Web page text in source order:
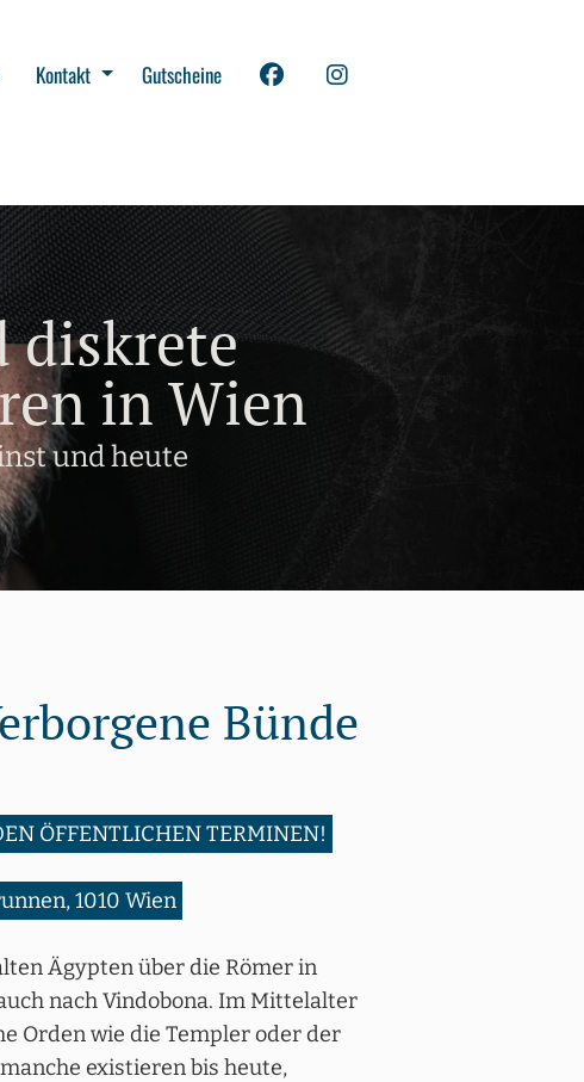
Kontakt
Gutscheine
diskrete
in Wien
und heute
Bünde
ÖFFENTLICHEN TERMINEN!
1010 Wien
Ägypten über die Römer in
nach Vindobona. Im Mittelalter
Orden wie die Templer oder der
existieren bis heute,